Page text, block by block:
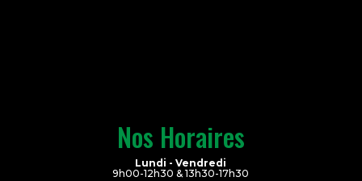
Nos Horaires
Lundi - Vendredi
9h00-12h30 & 13h30-17h30